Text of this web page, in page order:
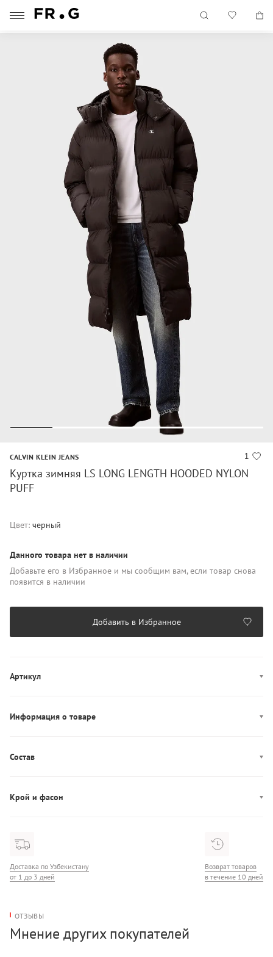
1
CALVIN KLEIN JEANS
Куртка зимняя LS LONG LENGTH HOODED NYLON
PUFF
Цвет: черный
Данного товара нет в наличии
Добавьте его в Избранное и мы сообщим вам, если товар снова
появится в наличии
Добавить в Избранное
Артикул
Информация о товаре
Застежка: молния, кнопки
Дополнительно: Съемный капюшон
Состав
Утеплитель: 100% полиэстер
Крой и фасон
Доставка по Узбекистану
от 1 до 3 дней
Возврат товаров
в течение 10 дней
ОТЗЫВЫ
Мнение других покупателей